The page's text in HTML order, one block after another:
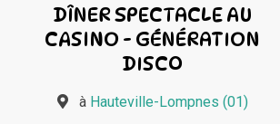
DÎNER SPECTACLE AU
CASINO - GÉNÉRATION
DISCO
à Hauteville-Lompnes (01)